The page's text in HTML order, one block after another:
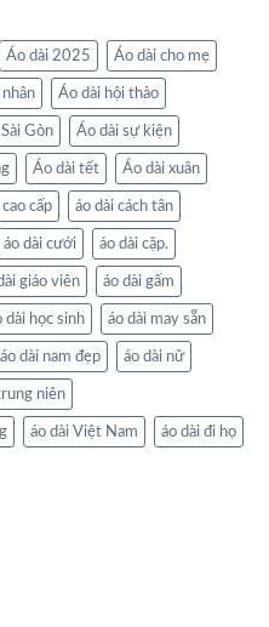
Áo dài 2025 Áo dài cho mẹ
Áo dài hội thảo
Gòn Áo dài sự kiện
Áo dài tết Áo dài xuân
cấp áo dài cách tân
áo dài cưới áo dài cặp.
giáo viên áo dài gấm
dài học sinh áo dài may sẵn
áo dài nam đẹp áo dài nữ
niên
áo dài Việt Nam áo dài đi họ